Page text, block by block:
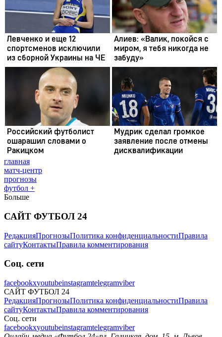
главная
матч-центр
прогнозы
футбол +
Больше
САЙТ ФУТБОЛ 24
РедакцияПрогнозыПолитика конфиденциальностиПравила
сайтуКонтактыПравила комментирования
Соц. сети
facebookxyoutubeinstagramtelegramviber
САЙТ ФУТБОЛ 24
РедакцияПрогнозыПолитика конфиденциальностиПравила
сайтуКонтактыПравила комментирования
Соц. сети
facebookxyoutubeinstagramtelegramviber